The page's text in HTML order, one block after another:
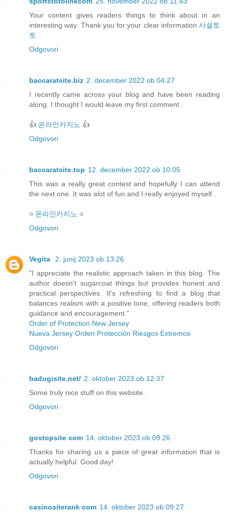
Your content gives readers things to think about in an
interesting way. Thank you for your clear information 사설토
토
Odgovori
baccaratsite.biz 2. december 2022 ob 04:27
I recently came across your blog and have been reading
along. I thought I would leave my first comment
👍 온라인카지노 👍
Odgovori
baccaratsite.top 12. december 2022 ob 10:05
This was a really great contest and hopefully I can attend
the next one. It was alot of fun and I really enjoyed myself..
ও 온라인카지노 ও
Odgovori
Vegita
2. junij 2023 ob 13:26
"I appreciate the realistic approach taken in this blog. The
author doesn't sugarcoat things but provides honest and
practical perspectives. It's refreshing to find a blog that
balances realism with a positive tone, offering readers both
guidance and encouragement."
Order of Protection New Jersey
Nueva Jersey Orden Protección Riesgos Extremos
Odgovori
badugisite.net/ 2. oktober 2023 ob 12:37
Some truly nice stuff on this website.
Odgovori
gostopsite com 14. oktober 2023 ob 09:26
Thanks for sharing us a piece of great information that is
actually helpful. Good day!
Odgovori
casinositerank com 14. oktober 2023 ob 09:27